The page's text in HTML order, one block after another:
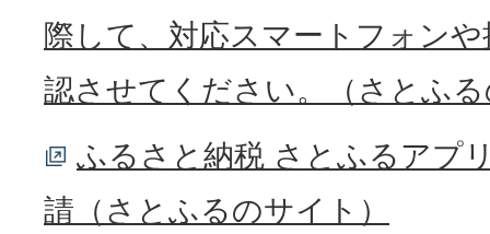
際して、対応スマートフォン
認させてください。（さとふ
ふるさと納税 さとふるアプ
請（さとふるのサイト）